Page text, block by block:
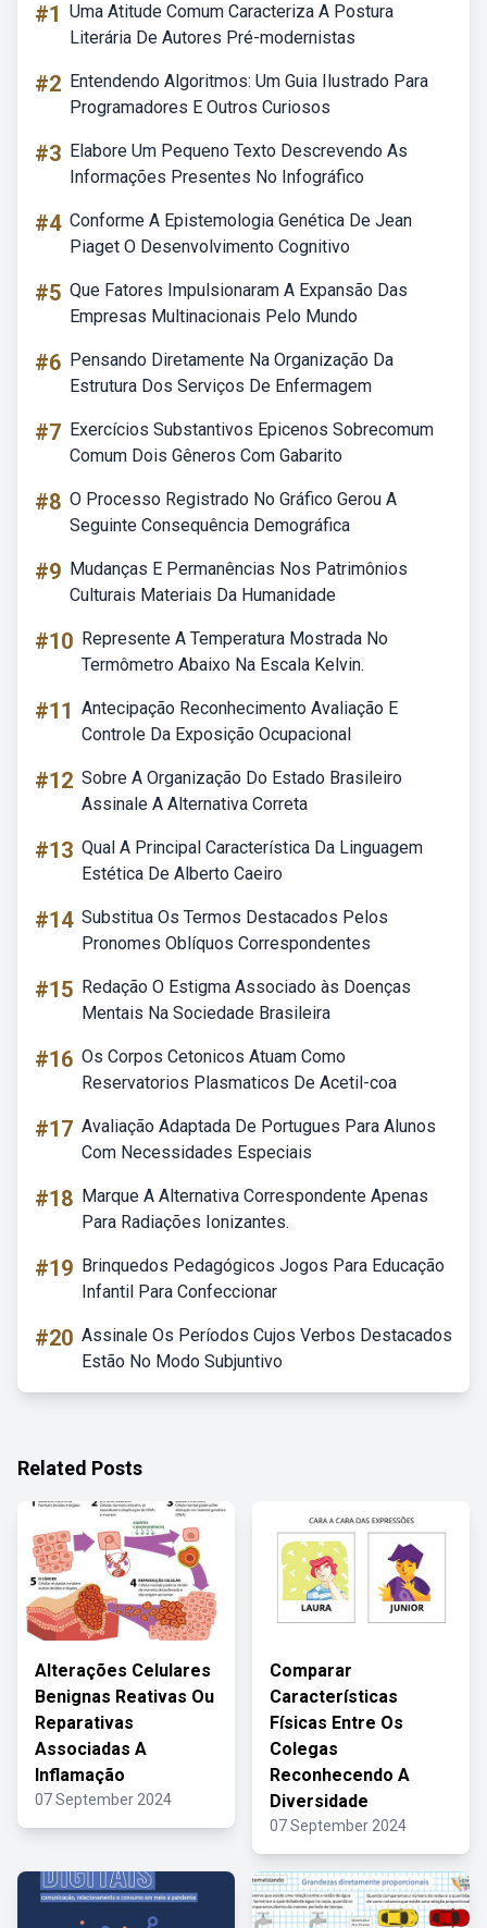
#1 Uma Atitude Comum Caracteriza A Postura
Literária De Autores Pré-modernistas
#2 Entendendo Algoritmos: Um Guia Ilustrado Para
Programadores E Outros Curiosos
#3 Elabore Um Pequeno Texto Descrevendo As
Informações Presentes No Infográfico
#4 Conforme A Epistemologia Genética De Jean
Piaget O Desenvolvimento Cognitivo
#5 Que Fatores Impulsionaram A Expansão Das
Empresas Multinacionais Pelo Mundo
#6 Pensando Diretamente Na Organização Da
Estrutura Dos Serviços De Enfermagem
#7 Exercícios Substantivos Epicenos Sobrecomum
Comum Dois Gêneros Com Gabarito
#8 O Processo Registrado No Gráfico Gerou A
Seguinte Consequência Demográfica
#9 Mudanças E Permanências Nos Patrimônios
Culturais Materiais Da Humanidade
#10 Represente A Temperatura Mostrada No
Termômetro Abaixo Na Escala Kelvin.
#11 Antecipação Reconhecimento Avaliação E
Controle Da Exposição Ocupacional
#12 Sobre A Organização Do Estado Brasileiro
Assinale A Alternativa Correta
#13 Qual A Principal Característica Da Linguagem
Estética De Alberto Caeiro
#14 Substitua Os Termos Destacados Pelos
Pronomes Oblíquos Correspondentes
#15 Redação O Estigma Associado às Doenças
Mentais Na Sociedade Brasileira
#16 Os Corpos Cetonicos Atuam Como
Reservatorios Plasmaticos De Acetil-coa
#17 Avaliação Adaptada De Portugues Para Alunos
Com Necessidades Especiais
#18 Marque A Alternativa Correspondente Apenas
Para Radiações Ionizantes.
#19 Brinquedos Pedagógicos Jogos Para Educação
Infantil Para Confeccionar
#20 Assinale Os Períodos Cujos Verbos Destacados
Estão No Modo Subjuntivo
Related Posts
Alterações Celulares
Benignas Reativas Ou
Reparativas
Associadas A
Inflamação
07 September 2024
Comparar
Características
Físicas Entre Os
Colegas
Reconhecendo A
Diversidade
07 September 2024